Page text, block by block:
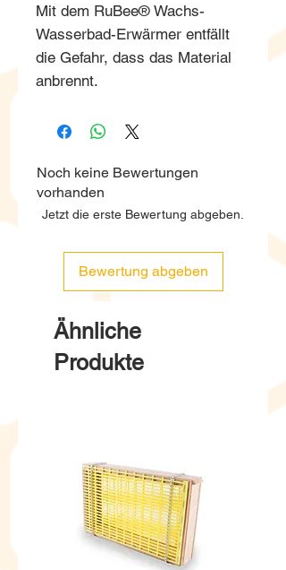
Mit dem RuBee® Wachs-
Wasserbad-Erwärmer entfällt
die Gefahr, dass das Material
anbrennt.
Noch keine Bewertungen
vorhanden
Jetzt die erste Bewertung abgeben.
Bewertung abgeben
Ähnliche
Produkte